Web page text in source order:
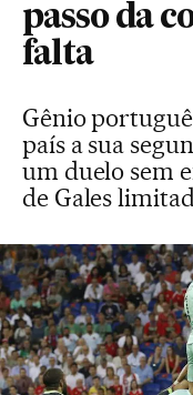
passo da
falta
Gênio
país a sua
um duelo sem
de Gales